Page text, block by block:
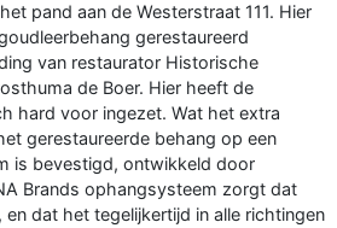
pand aan de Westerstraat 111. Hier
gerestaureerd
van restaurator Historische
de Boer. Hier heeft de
hard voor ingezet. Wat het extra
gerestaureerde behang op een
is bevestigd, ontwikkeld door
Brands ophangsysteem zorgt dat
dat het tegelijkertijd in alle richtingen